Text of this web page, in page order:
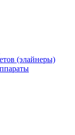
(элайнеры)